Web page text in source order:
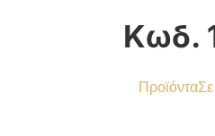
Κωδ.
Προϊόντα